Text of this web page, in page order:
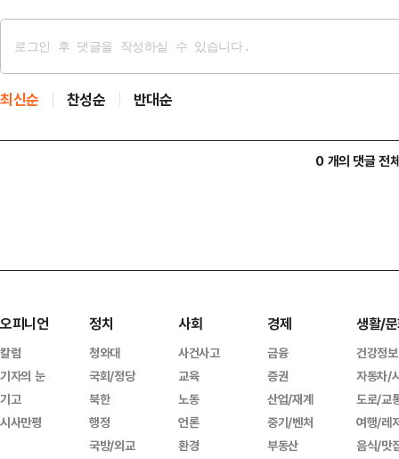
최신순 찬성순 반대순
0 개의 댓글 전
오피니언
칼럼
기자의 눈
기고
시사만평
정치
청와대
국회/정당
북한
행정
국방/외교
사회
사건사고
교육
노동
언론
환경
경제
금융
증권
산업/재계
중기/벤처
부동산
생활/
건강정보
자동차/
도로/교
여행/레
음식/맛